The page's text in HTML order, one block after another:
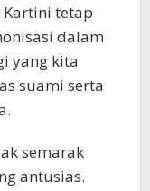
tetap
dalam
yang kita
suami serta
semarak
antusias.